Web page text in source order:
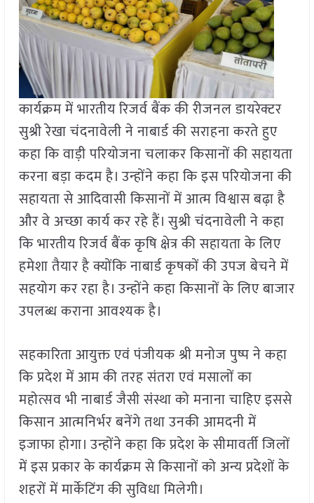
कार्यक्रम में भारतीय रिजर्व बैंक की रीजनल डायरेक्टर
सुश्री रेखा चंदनावेली ने नाबार्ड की सराहना करते हुए
कहा कि वाड़ी परियोजना चलाकर किसानों की सहायता
करना बड़ा कदम है। उन्होंने कहा कि इस परियोजना की
सहायता से आदिवासी किसानों में आत्म विश्वास बढ़ा है
और वे अच्छा कार्य कर रहे हैं। सुश्री चंदनावेली ने कहा
कि भारतीय रिजर्व बैंक कृषि क्षेत्र की सहायता के लिए
हमेशा तैयार है क्योंकि नाबार्ड कृषकों की उपज बेचने में
सहयोग कर रहा है। उन्होंने कहा किसानों के लिए बाजार
उपलब्ध कराना आवश्यक है।
सहकारिता आयुक्त एवं पंजीयक श्री मनोज पुष्प ने कहा
कि प्रदेश में आम की तरह संतरा एवं मसालों का
महोत्सव भी नाबार्ड जैसी संस्था को मनाना चाहिए इससे
किसान आत्मनिर्भर बनेंगे तथा उनकी आमदनी में
इजाफा होगा। उन्होंने कहा कि प्रदेश के सीमावर्ती जिलों
में इस प्रकार के कार्यक्रम से किसानों को अन्य प्रदेशों के
शहरों में मार्केटिंग की सुविधा मिलेगी।